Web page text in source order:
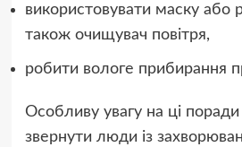
використовувати маску або
також очищувач повітря,
робити вологе прибирання
Особливу увагу на ці
звернути люди із